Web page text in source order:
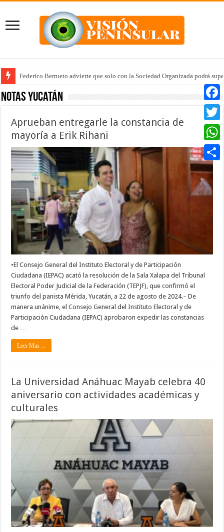
Federico Berrueto advierte que solo con la Sociedad Organizada podrá
Notas Yucatán
Aprueban entregarle la constancia de
mayoría a Erik Rihani
•El Consejo General del Instituto Electoral y de Participación
Ciudadana (IEPAC) acató la resolución de la Sala Xalapa del Tribunal
Electoral Poder Judicial de la Federación (TEPJF), que confirmó el
triunfo del panista Mérida, Yucatán, a 22 de agosto de 2024.– De
manera unánime, el Consejo General del Instituto Electoral y de
Participación Ciudadana (IEPAC) aprobaron expedir las constancias
de …
Leer Mas ...
La Universidad Anáhuac Mayab celebra 40
aniversario con actividades académicas y
culturales
Twitter